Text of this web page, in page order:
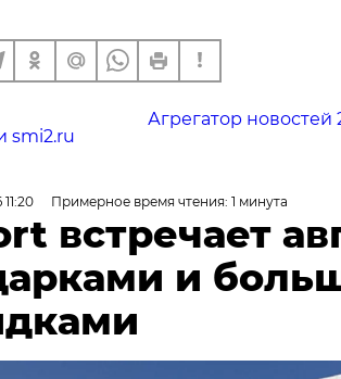
Агрегатор
smi2.ru
Примерное время чтения: 1 минута
встречает
и